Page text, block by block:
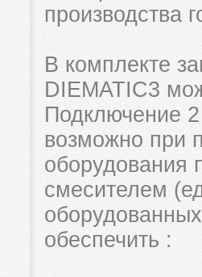
производства
В комплекте
DIEMATIC3
Подключение
возможно при
оборудования
смесителем
обеспечить :